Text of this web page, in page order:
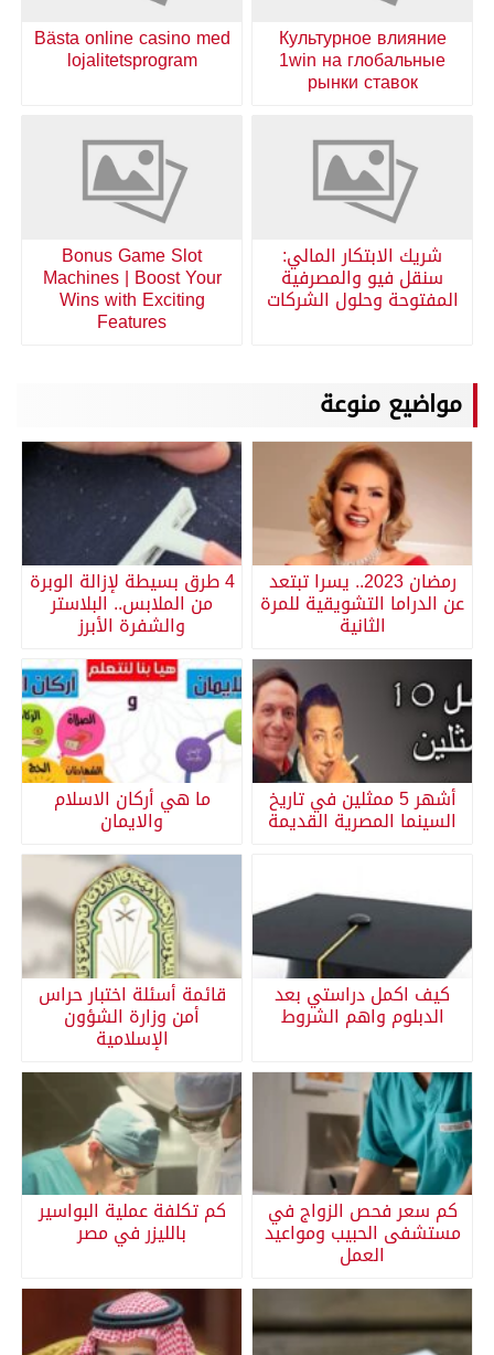
Культурное влияние
1win на глобальные
рынки ставок
Bästa online casino med
lojalitetsprogram
شريك الابتكار المالي:
سنقل فيو والمصرفية
المفتوحة وحلول الشركات
Bonus Game Slot
Machines | Boost Your
Wins with Exciting
Features
مواضيع منوعة
رمضان 2023.. يسرا تبتعد
عن الدراما التشويقية للمرة
الثانية
4 طرق بسيطة لإزالة الوبرة
من الملابس.. البلاستر
والشفرة الأبرز
أشهر 5 ممثلين في تاريخ
السينما المصرية القديمة
ما هي أركان الاسلام
والايمان
كيف اكمل دراستي بعد
الدبلوم واهم الشروط
قائمة أسئلة اختبار حراس
أمن وزارة الشؤون
الإسلامية
كم سعر فحص الزواج في
مستشفى الحبيب ومواعيد
العمل
كم تكلفة عملية البواسير
بالليزر في مصر